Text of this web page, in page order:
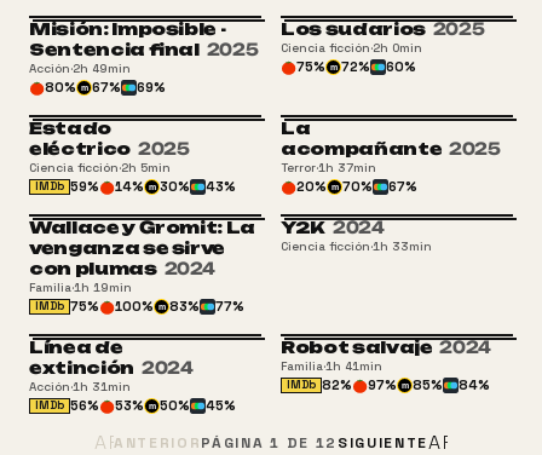
Misión: Imposible -
Sentencia final 2025
Acción·2h 49min
80% m 67% 69%
Los sudarios 2025
Ciencia ficción·2h 0min
75% m 72% 60%
Estado
eléctrico 2025
Ciencia ficción·2h 5min
IMDb 59% 14% m 30% 43%
La
acompañante 2025
Terror·1h 37min
20% m 70% 67%
Wallace y Gromit: La
venganza se sirve
con plumas 2024
Familia·1h 19min
IMDb 75% 100% m 83% 77%
Y2K 2024
Ciencia ficción·1h 33min
Línea de
extinción 2024
Acción·1h 31min
IMDb 56% 53% m 50% 45%
Robot salvaje 2024
Familia·1h 41min
IMDb 82% 97% m 85% 84%
ARROW_BACK
ANTERIORPÁGINA1 DE 12 SIGUIENTE